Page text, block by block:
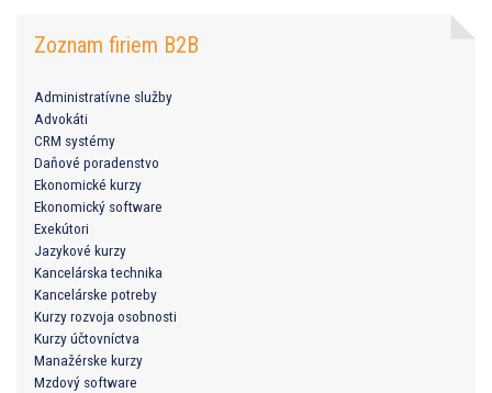
Zoznam firiem B2B
Administratívne služby
Advokáti
CRM systémy
Daňové poradenstvo
Ekonomické kurzy
Ekonomický software
Exekútori
Jazykové kurzy
Kancelárska technika
Kancelárske potreby
Kurzy rozvoja osobnosti
Kurzy účtovníctva
Manažérske kurzy
Mzdový software